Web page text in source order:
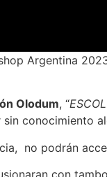
Argentina
Olodum, “
conocimiento
no podrán